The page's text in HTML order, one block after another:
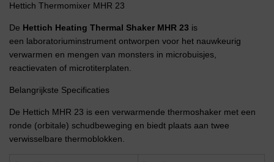
Hettich Thermomixer MHR 23
De Hettich Heating Thermal Shaker MHR 23 is
een laboratoriuminstrument ontworpen voor het nauwkeurig
verwarmen en mengen van monsters in microbuisjes,
reactievaten of microtiterplaten.
Belangrijkste Specificaties
De Hettich MHR 23 is een verwarmende thermoshaker met een
ronde (orbitale) schudbeweging en biedt plaats aan twee
verwisselbare thermoblokken.